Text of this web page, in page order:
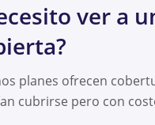
ver a
planes ofrecen
cubrirse pero con